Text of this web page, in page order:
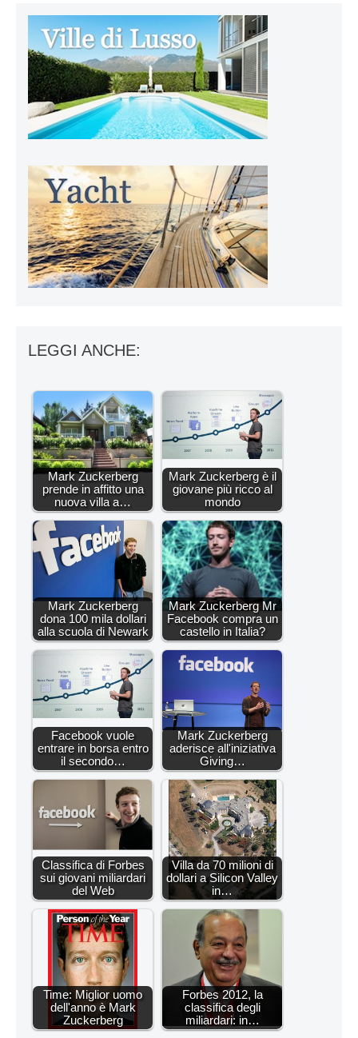
LEGGI ANCHE:
Mark Zuckerberg
prende in affitto una
nuova villa a…
Mark Zuckerberg è il
giovane più ricco al
mondo
Mark Zuckerberg
dona 100 mila dollari
alla scuola di Newark
Mark Zuckerberg Mr
Facebook compra un
castello in Italia?
Facebook vuole
entrare in borsa entro
il secondo…
Mark Zuckerberg
aderisce all'iniziativa
Giving…
Classifica di Forbes
sui giovani miliardari
del Web
Villa da 70 milioni di
dollari a Silicon Valley
in…
Time: Miglior uomo
dell'anno è Mark
Zuckerberg
Forbes 2012, la
classifica degli
miliardari: in…